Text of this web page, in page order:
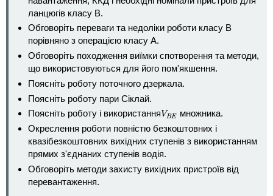
ланцюгів класу В.
Обговоріть переваги та недоліки роботи класу B
порівняно з операцією класу A.
Обговоріть походження виїмки спотворення та методи,
що використовуються для його пом'якшення.
Поясніть роботу поточного дзеркала.
Поясніть роботу пари Сіклай.
Поясніть роботу і використання VBE
VBE множника.
Окреслення роботи повністю безкоштовних і
квазібезкоштовних вихідних ступенів з використанням
прямих з'єднаних ступенів водія.
Обговоріть методи захисту вихідних пристроїв від
перевантаження.